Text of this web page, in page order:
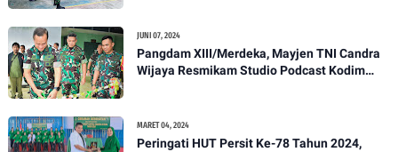
JUNI 07, 2024
Pangdam XIII/Merdeka, Mayjen TNI Candra
Wijaya Resmikam Studio Podcast Kodim
MARET 04, 2024
Peringati HUT Persit Ke-78 Tahun 2024,